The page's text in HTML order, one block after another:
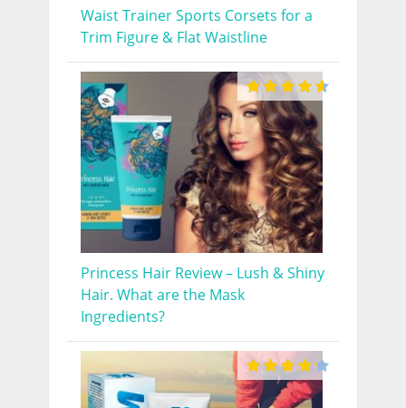
Waist Trainer Sports Corsets for a
Trim Figure & Flat Waistline
Princess Hair Review – Lush & Shiny
Hair. What are the Mask
Ingredients?